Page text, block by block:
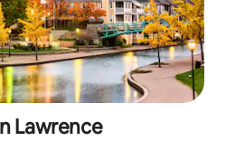
Lawrence